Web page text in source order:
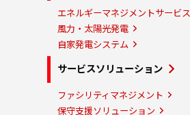
エネルギーマネジメントサービス
風力・太陽光発電
自家発電システム
サービスソリューション
ファシリティマネジメント
保守支援ソリューション